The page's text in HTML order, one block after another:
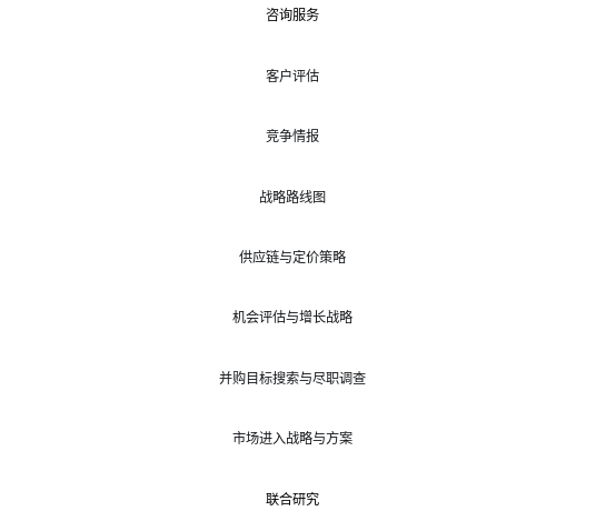
咨询服务
客户评估
竞争情报
战略路线图
供应链与定价策略
机会评估与增长战略
并购目标搜索与尽职调查
市场进入战略与方案
联合研究